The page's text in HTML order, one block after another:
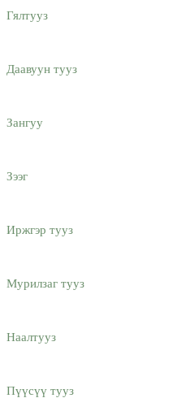
Гялтууз
Даавуун тууз
Зангуу
Зээг
Иржгэр тууз
Мурилзаг тууз
Наалтууз
Пүүсүү тууз